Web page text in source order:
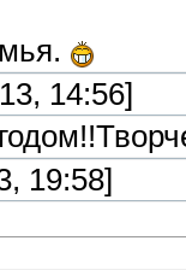
14:56]
19:58]